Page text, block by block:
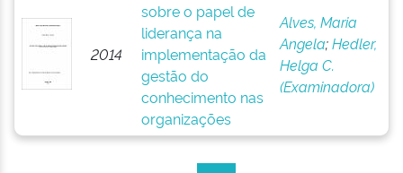
2014
sobre o papel de
liderança na
implementação da
gestão do
conhecimento nas
organizações
Alves, Maria
Angela;Hedler,
Helga C.
(Examinadora)